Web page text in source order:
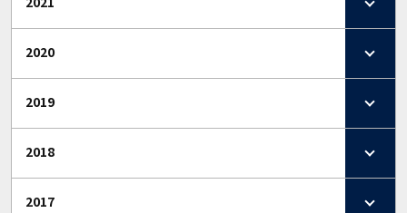
2020
2019
2018
2017